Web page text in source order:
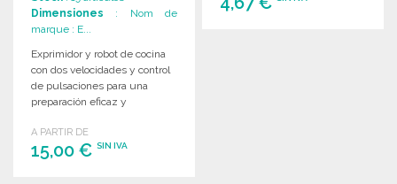
Dimensiones : Nom de
marque : E...
Exprimidor y robot de cocina
con dos velocidades y control
de pulsaciones para una
preparación eficaz y
alimentos.
A PARTIR DE
15,00 € SIN IVA